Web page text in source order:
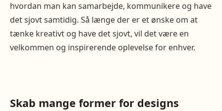
hvordan man kan samarbejde, kommunikere og have
det sjovt samtidig. Så længe der er et ønske om at
tænke kreativt og have det sjovt, vil det være en
velkommen og inspirerende oplevelse for enhver.
Skab mange former for designs